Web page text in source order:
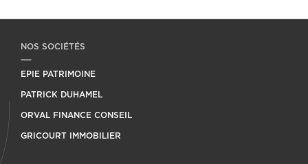
NOS SOCIÉTÉS
EPIE PATRIMOINE
PATRICK DUHAMEL
ORVAL FINANCE CONSEIL
GRICOURT IMMOBILIER